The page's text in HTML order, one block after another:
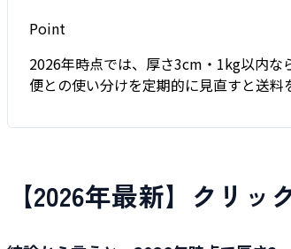
Point
2026年時点では、厚さ3cm・1kg以内な
便との使い分けを定期的に見直すと送料
【2026年最新】クリ